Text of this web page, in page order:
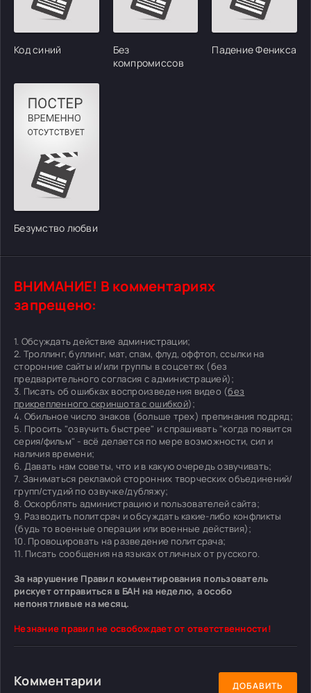
Код синий
Без
компромиссов
Падение Феникса
Безумство любви
ВНИМАНИЕ! В комментариях
запрещено:
1. Обсуждать действие администрации;
2. Троллинг, буллинг, мат, спам, флуд, оффтоп, ссылки на
сторонние сайты и/или группы в соцсетях (без
предварительного согласия с администрацией);
3. Писать об ошибках воспроизведения видео (без
прикрепленного скриншота с ошибкой);
4. Обильное число знаков (больше трех) препинания подряд;
5. Просить "озвучить быстрее" и спрашивать "когда появится
серия/фильм" - всё делается по мере возможности, сил и
наличия времени;
6. Давать нам советы, что и в какую очередь озвучивать;
7. Заниматься рекламой сторонних творческих объединений/
групп/студий по озвучке/дубляжу;
8. Оскорблять администрацию и пользователей сайта;
9. Разводить политсрач и обсуждать какие-либо конфликты
(будь то военные операции или военные действия);
10. Провоцировать на разведение политсрача;
11. Писать сообщения на языках отличных от русского.
За нарушение Правил комментирования пользователь
рискует отправиться в БАН на неделю, а особо
непонятливые на месяц.
Незнание правил не освобождает от ответственности!
Комментарии ДОБАВИТЬ